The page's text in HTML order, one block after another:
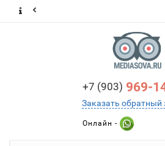
+7 (903) 969-
Заказать обратный
Онлайн -